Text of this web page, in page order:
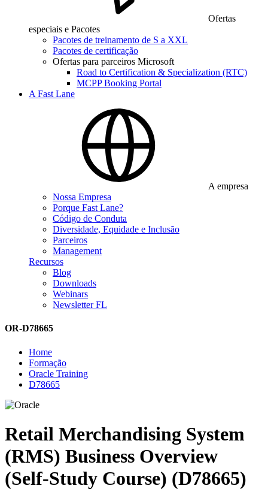
Ofertas
especiais e Pacotes
Pacotes de treinamento de S a XXL
Pacotes de certificação
Ofertas para parceiros Microsoft
Road to Certification & Specialization (RTC)
MCPP Booking Portal
A Fast Lane
A empresa
Nossa Empresa
Porque Fast Lane?
Código de Conduta
Diversidade, Equidade e Inclusão
Parceiros
Management
Recursos
Blog
Downloads
Webinars
Newsletter FL
OR-D78665
Home
Formação
Oracle Training
D78665
Retail Merchandising System
(RMS) Business Overview
(Self-Study Course) (D78665)